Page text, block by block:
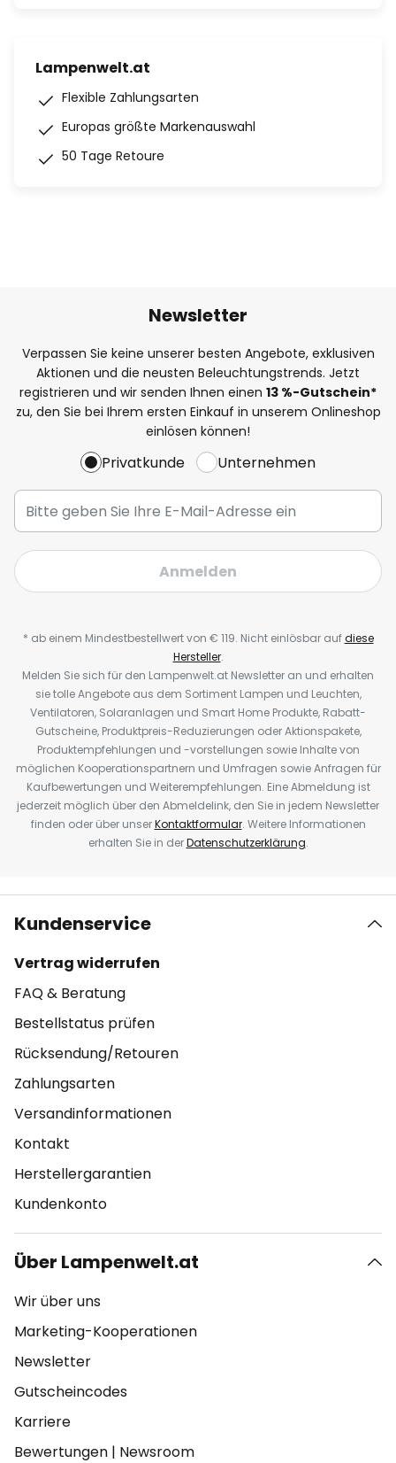
Lampenwelt.at
Flexible Zahlungsarten
Europas größte Markenauswahl
50 Tage Retoure
Newsletter
Verpassen Sie keine unserer besten Angebote, exklusiven
Aktionen und die neusten Beleuchtungstrends. Jetzt
registrieren und wir senden Ihnen einen 13 %-Gutschein*
zu, den Sie bei Ihrem ersten Einkauf in unserem Onlineshop
einlösen können!
Privatkunde Unternehmen
Anmelden
* ab einem Mindestbestellwert von € 119. Nicht einlösbar aufdiese
Hersteller.
Melden Sie sich für den Lampenwelt.at Newsletter an und erhalten
sie tolle Angebote aus dem Sortiment Lampen und Leuchten,
Ventilatoren, Solaranlagen und Smart Home Produkte, Rabatt-
Gutscheine, Produktpreis-Reduzierungen oder Aktionspakete,
Produktempfehlungen und -vorstellungen sowie Inhalte von
möglichen Kooperationspartnern und Umfragen sowie Anfragen für
Kaufbewertungen und Weiterempfehlungen. Eine Abmeldung ist
jederzeit möglich über den Abmeldelink, den Sie in jedem Newsletter
finden oder über unserKontaktformular. Weitere Informationen
erhalten Sie in derDatenschutzerklärung.
Kundenservice
Vertrag widerrufen
FAQ & Beratung
Bestellstatus prüfen
Rücksendung/Retouren
Zahlungsarten
Versandinformationen
Kontakt
Herstellergarantien
Kundenkonto
Über Lampenwelt.at
Wir über uns
Marketing-Kooperationen
Newsletter
Gutscheincodes
Karriere
Bewertungen | Newsroom